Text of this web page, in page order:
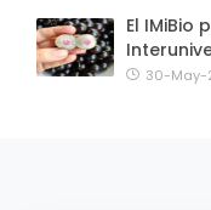
El IMiBio
30-May-